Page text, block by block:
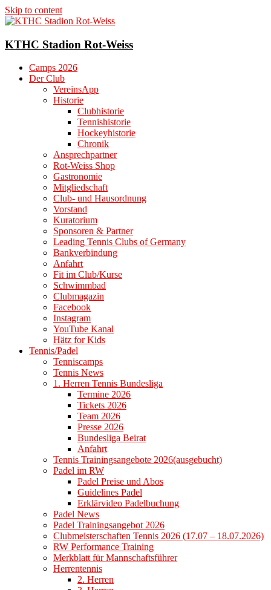
Skip to content
KTHC Stadion Rot-Weiss
Camps 2026
Der Club
VereinsApp
Historie
Clubhistorie
Tennishistorie
Hockeyhistorie
Chronik
Ansprechpartner
Rot-Weiss Shop
Gastronomie
Mitgliedschaft
Club- und Hausordnung
Vorstand
Kuratorium
Sponsoren & Partner
Leading Tennis Clubs of Germany
Bankverbindung
Anfahrt
Fit im Club/Kurse
Schwimmbad
Clubmagazin
Facebook
Instagram
YouTube Kanal
Hätz for Kids
Tennis/Padel
Tenniscamps
Tennis News
1. Herren Tennis Bundesliga
Termine 2026
Tickets 2026
Team 2026
Presse 2026
Bundesliga Beirat
Anfahrt
Tennis Trainingsangebote 2026(ausgebucht)
Padel im RW
Padel Preise und Abos
Guidelines Padel
Erklärvideo Padelbuchung
Padel News
Padel Trainingsangebot 2026
Clubmeisterschaften Tennis 2026 (17.07 – 18.07.2026)
RW Performance Training
Merkblatt für Mannschaftsführer
Herrentennis
2. Herren